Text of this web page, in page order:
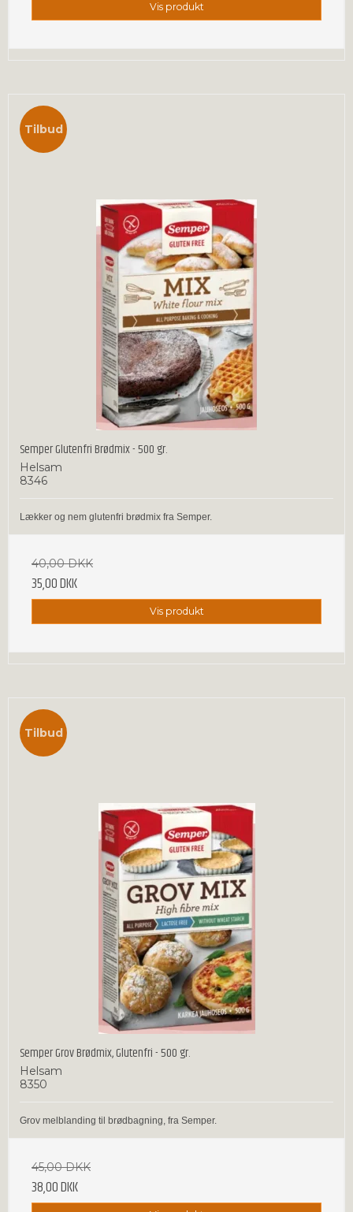
Vis produkt
Tilbud
Semper Glutenfri Brødmix - 500 gr.
Helsam
8346
Lækker og nem glutenfri brødmix fra Semper.
40,00 DKK
35,00 DKK
Vis produkt
Tilbud
Semper Grov Brødmix, Glutenfri - 500 gr.
Helsam
8350
Grov melblanding til brødbagning, fra Semper.
45,00 DKK
38,00 DKK